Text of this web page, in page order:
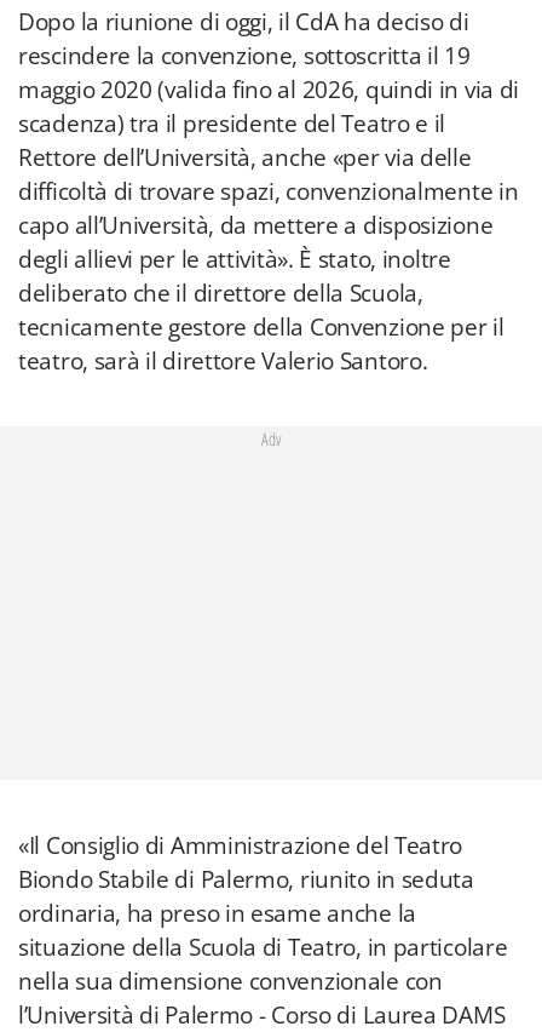
Dopo la riunione di oggi, il CdA ha deciso di
rescindere la convenzione, sottoscritta il 19
maggio 2020 (valida fino al 2026, quindi in via di
scadenza) tra il presidente del Teatro e il
Rettore dell’Università, anche «per via delle
difficoltà di trovare spazi, convenzionalmente in
capo all’Università, da mettere a disposizione
degli allievi per le attività». È stato, inoltre
deliberato che il direttore della Scuola,
tecnicamente gestore della Convenzione per il
teatro, sarà il direttore Valerio Santoro.
Adv
«Il Consiglio di Amministrazione del Teatro
Biondo Stabile di Palermo, riunito in seduta
ordinaria, ha preso in esame anche la
situazione della Scuola di Teatro, in particolare
nella sua dimensione convenzionale con
l’Università di Palermo - Corso di Laurea DAMS